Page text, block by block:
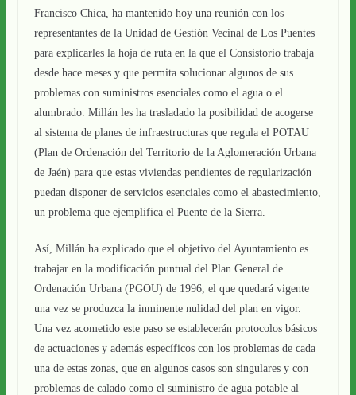
Francisco Chica, ha mantenido hoy una reunión con los
representantes de la Unidad de Gestión Vecinal de Los Puentes
para explicarles la hoja de ruta en la que el Consistorio trabaja
desde hace meses y que permita solucionar algunos de sus
problemas con suministros esenciales como el agua o el
alumbrado. Millán les ha trasladado la posibilidad de acogerse
al sistema de planes de infraestructuras que regula el POTAU
(Plan de Ordenación del Territorio de la Aglomeración Urbana
de Jaén) para que estas viviendas pendientes de regularización
puedan disponer de servicios esenciales como el abastecimiento,
un problema que ejemplifica el Puente de la Sierra.
Así, Millán ha explicado que el objetivo del Ayuntamiento es
trabajar en la modificación puntual del Plan General de
Ordenación Urbana (PGOU) de 1996, el que quedará vigente
una vez se produzca la inminente nulidad del plan en vigor.
Una vez acometido este paso se establecerán protocolos básicos
de actuaciones y además específicos con los problemas de cada
una de estas zonas, que en algunos casos son singulares y con
problemas de calado como el suministro de agua potable al